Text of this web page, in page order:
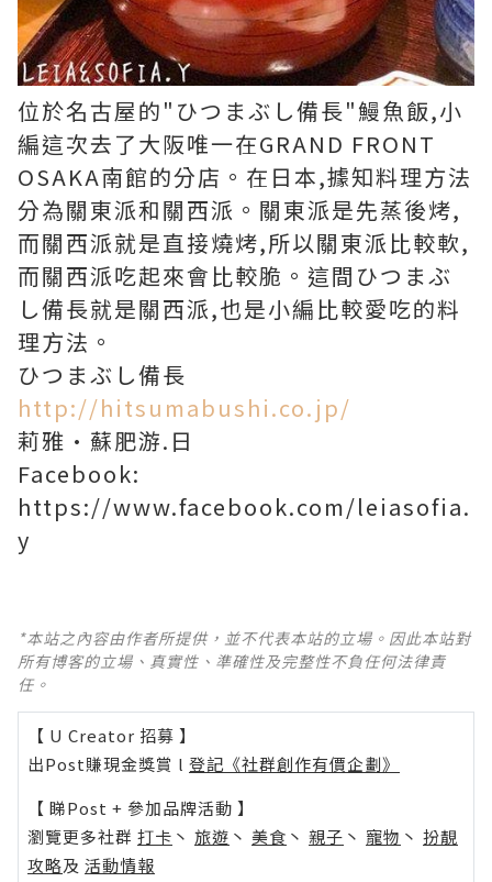
位於名古屋的"ひつまぶし備長"鰻魚飯,小
編這次去了大阪唯一在GRAND FRONT
OSAKA南館的分店。在日本,據知料理方法
分為關東派和關西派。關東派是先蒸後烤,
而關西派就是直接燒烤,所以關東派比較軟,
而關西派吃起來會比較脆。這間ひつまぶ
し備長就是關西派,也是小編比較愛吃的料
理方法。
ひつまぶし備長
http://hitsumabushi.co.jp/
莉雅·蘇肥游.日
Facebook:
https://www.facebook.com/leiasofia.
y
*本站之內容由作者所提供，並不代表本站的立場。因此本站對
所有博客的立場、真實性、準確性及完整性不負任何法律責
任。
【 U Creator 招募 】
出Post賺現金獎賞 l 登記《社群創作有價企劃》
【 睇Post + 參加品牌活動 】
瀏覽更多社群 打卡 丶 旅遊 丶 美食 丶 親子 丶 寵物 丶 扮靚
攻略及 活動情報